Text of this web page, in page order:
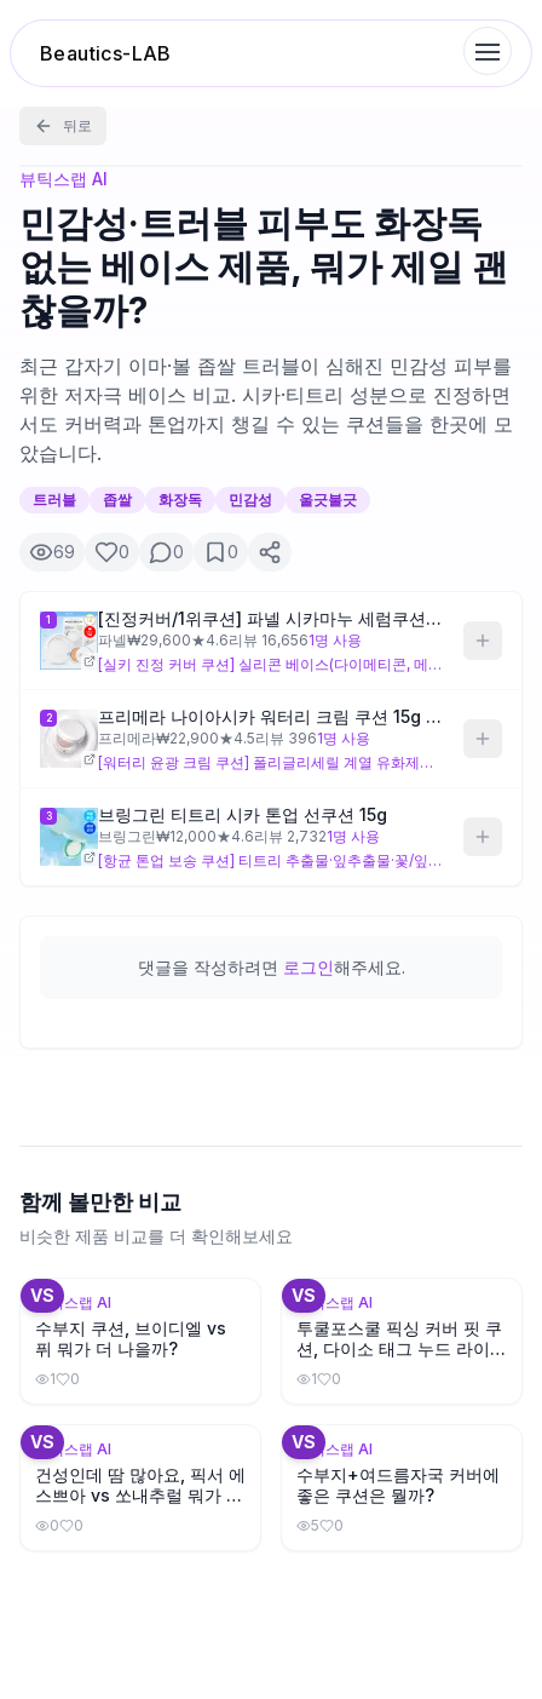
Beautics-LAB
랭킹
성분분석
나의 스킨케어
대화 이력
찜 목록
뒤로
뷰틱스랩 AI
민감성·트러블 피부도 화장독
없는 베이스 제품, 뭐가 제일 괜
찮을까?
최근 갑자기 이마·볼 좁쌀 트러블이 심해진 민감성 피부를
위한 저자극 베이스 비교. 시카·티트리 성분으로 진정하면
서도 커버력과 톤업까지 챙길 수 있는 쿠션들을 한곳에 모
았습니다.
트러블 좁쌀 화장독 민감성 울긋불긋
69 0 0 0
1 [진정커버/1위쿠션] 파넬 시카마누 세럼쿠션(단품/기획)
파넬₩29,600★4.6리뷰 16,6561명 사용
[실키 진정 커버 쿠션] 실리콘 베이스(다이메티콘, 메틸트라이메티콘 계열)로 피부 결을 매끄럽게 정돈하는 설계이며, 락토바실러스와 피토스핑고신이 피부 장벽 환경 개선을 겨냥한 고유 구성입니다. 마누카잎추출물의 항균 지향 성분이 트러블·좁쌀 피부에 배려된 쿠션이지만, 실리콘 함량이 높아 화장독이 걱정되는 분은 꼼꼼한 클렌징이 필수입니다.
2 프리메라 나이아시카 워터리 크림 쿠션 15g (1호/2호)
프리메라₩22,900★4.5리뷰 3961명 사용
[워터리 윤광 크림 쿠션] 폴리글리세릴 계열 유화제를 다수 배합한 수분감 있는 제형으로, 하이알루로닉애씨드·판테놀·콜레스테롤이 고유하게 포함되어 보습 장벽 지향 설계가 두드러집니다. 비스머스옥시클로라이드와 실리카가 은은한 광택과 소프트 포커스 효과를 겨냥하고 있어, 건조함으로 인한 민감·트러블 피부에는 긍정적이나 지성·트러블성 피부는 윤광 마무리가 번들거림으로 느껴질 수 있어 주의가 필요합니다.
3 브링그린 티트리 시카 톤업 선쿠션 15g
브링그린₩12,000★4.6리뷰 2,7321명 사용
[항균 톤업 보송 쿠션] 티트리 추출물·잎추출물·꽃/잎/줄기추출물·잎수·잎오일까지 티트리를 다층으로 배합한 고유 구성으로, 트러블·좁쌀 피부 대응에 집중된 설계입니다. 크로뮴옥사이드그린 기반 톤업에 아이소도데케인의 빠른 건조감이 더해져 보송한 마무리를 지향하지만, 티트리 성분에 민감하거나 자극 반응이 있는 분은 사용 전 패치테스트를 권장합니다.
댓글을 작성하려면 로그인해주세요.
함께 볼만한 비교
비슷한 제품 비교를 더 확인해보세요
VS
뷰틱스랩 AI
수부지 쿠션, 브이디엘 vs
퓌 뭐가 더 나을까?
1 0
VS
뷰틱스랩 AI
투쿨포스쿨 픽싱 커버 핏 쿠
션, 다이소 태그 누드 라이트
와 색상이 비슷할까?
1 0
VS
뷰틱스랩 AI
건성인데 땀 많아요, 픽서 에
스쁘아 vs 쏘내추럴 뭐가 지
속력 좋을까?
0 0
VS
뷰틱스랩 AI
수부지+여드름자국 커버에
좋은 쿠션은 뭘까?
5 0